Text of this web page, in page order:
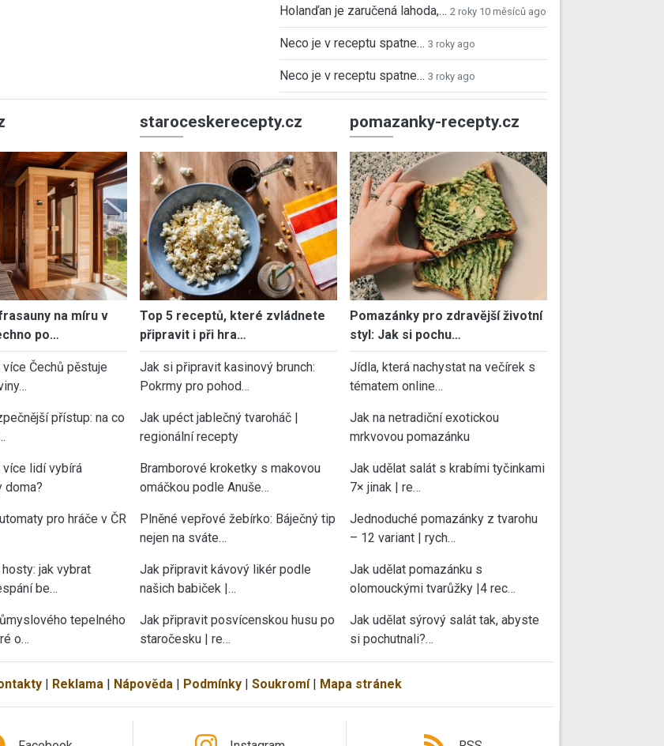
Holanďan je zaručená lahoda,… 2 roky 10 měsíců ago
Neco je v receptu spatne… 3 roky ago
Neco je v receptu spatne… 3 roky ago
na míru v
po…
Čechů pěstuje
přístup: na co
lidí vybírá
doma?
pro hráče v ČR
jak vybrat
be…
tepelného
o…
staroceskerecepty.cz
Top 5 receptů, které zvládnete
připravit i při hra…
Jak si připravit kasinový brunch:
Pokrmy pro pohod…
Jak upéct jablečný tvaroháč |
regionální recepty
Bramborové kroketky s makovou
omáčkou podle Anuše…
Plněné vepřové žebírko: Báječný tip
nejen na sváte…
Jak připravit kávový likér podle
našich babiček |…
Jak připravit posvícenskou husu po
staročesku | re…
pomazanky-recepty.cz
Pomazánky pro zdravější životní
styl: Jak si pochu…
Jídla, která nachystat na večírek s
tématem online…
Jak na netradiční exotickou
mrkvovou pomazánku
Jak udělat salát s krabími tyčinkami
7× jinak | re…
Jednoduché pomazánky z tvarohu
– 12 variant | rych…
Jak udělat pomazánku s
olomouckými tvarůžky |4 rec…
Jak udělat sýrový salát tak, abyste
si pochutnali?…
| Reklama| Nápověda| Podmínky| Soukromí| Mapa stránek